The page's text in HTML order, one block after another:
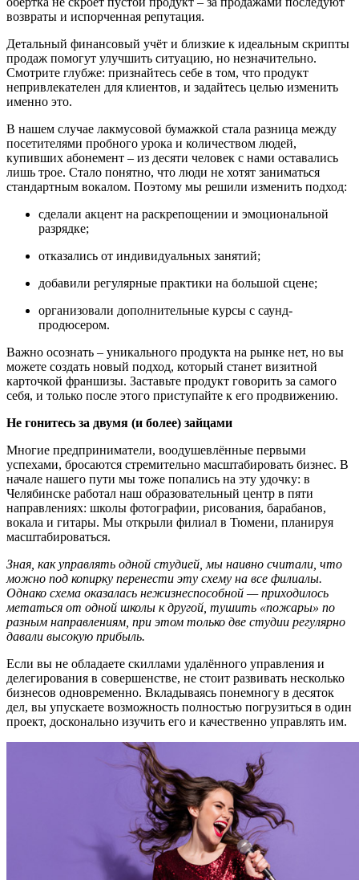
возвраты и испорченная репутация.
Детальный финансовый учёт и близкие к идеальным скрипты
продаж помогут улучшить ситуацию, но незначительно.
Смотрите глубже: признайтесь себе в том, что продукт
непривлекателен для клиентов, и задайтесь целью изменить
именно это.
В нашем случае лакмусовой бумажкой стала разница между
посетителями пробного урока и количеством людей,
купивших абонемент – из десяти человек с нами оставались
лишь трое. Стало понятно, что люди не хотят заниматься
стандартным вокалом. Поэтому мы решили изменить подход:
сделали акцент на раскрепощении и эмоциональной
разрядке;
отказались от индивидуальных занятий;
добавили регулярные практики на большой сцене;
организовали дополнительные курсы с саунд-
продюсером.
Важно осознать – уникального продукта на рынке нет, но вы
можете создать новый подход, который станет визитной
карточкой франшизы. Заставьте продукт говорить за самого
себя, и только после этого приступайте к его продвижению.
Не гонитесь за двумя (и более) зайцами
Многие предприниматели, воодушевлённые первыми
успехами, бросаются стремительно масштабировать бизнес. В
начале нашего пути мы тоже попались на эту удочку: в
Челябинске работал наш образовательный центр в пяти
направлениях: школы фотографии, рисования, барабанов,
вокала и гитары. Мы открыли филиал в Тюмени, планируя
масштабироваться.
Зная, как управлять одной студией, мы наивно считали, что
можно под копирку перенести эту схему на все филиалы.
Однако схема оказалась нежизнеспособной — приходилось
метаться от одной школы к другой тушить «пожары» по
разным направлениям, при этом только две студии регулярно
давали высокую прибыль.
Если вы не обладаете скиллами удалённого управления и
делегирования в совершенстве, не стоит развивать несколько
бизнесов одновременно. Вкладываясь понемногу в десяток
дел, вы упускаете возможность полностью погрузиться в один
проект, досконально изучить его и качественно управлять им.